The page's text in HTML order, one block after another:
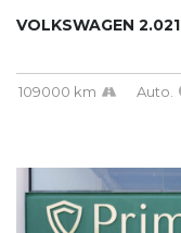
VOLKSWAGEN 2.021
109000 km Auto.